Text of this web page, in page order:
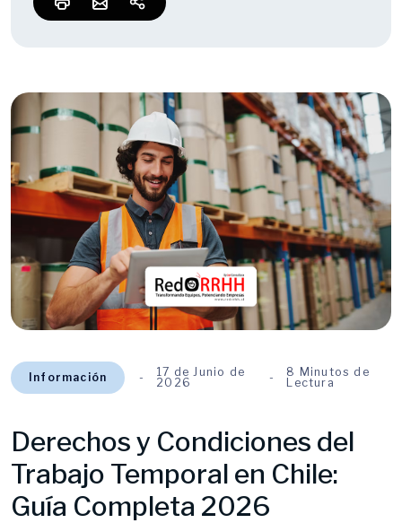
Información
17 de Junio de
2026
8 Minutos de
Lectura
Derechos y Condiciones del
Trabajo Temporal en Chile:
Guía Completa 2026